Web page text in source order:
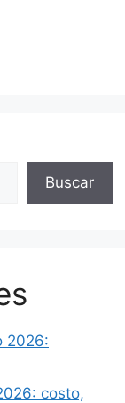
Buscar
2026:
costo,